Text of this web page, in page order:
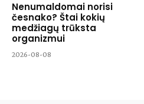
Nenumaldomai norisi
česnako? Štai kokių
medžiagų trūksta
organizmui
2026-08-08